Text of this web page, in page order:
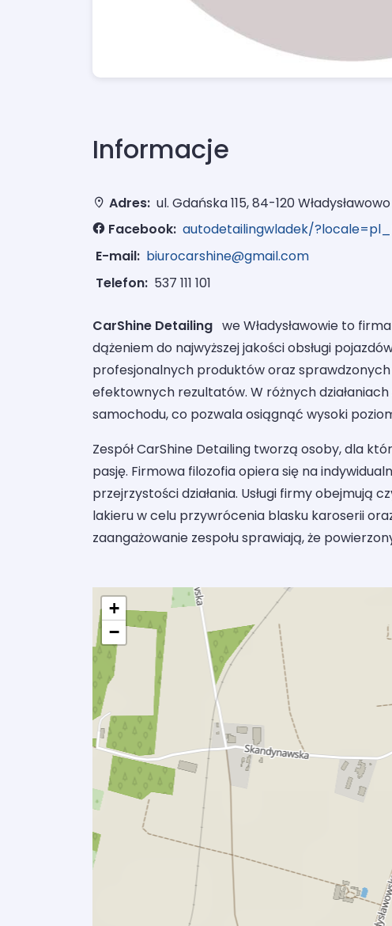
Informacje
Adres: ul. Gdańska 115, 84-120 Władysławowo
Facebook: autodetailingwladek/
E-mail: biurocarshine@gmail.com
Telefon: 537 111 101
CarShine Detailing we Władysławowie to
dążeniem do najwyższej jakości obsługi
profesjonalnych produktów oraz
efektownych rezultatów. W różnych
samochodu, co pozwala osiągnąć wysoki
Zespół CarShine Detailing tworzą osoby, dla
pasję. Firmowa filozofia opiera się na
przejrzystości działania. Usługi firmy
lakieru w celu przywrócenia blasku karoserii
zaangażowanie zespołu sprawiają, że
+
−